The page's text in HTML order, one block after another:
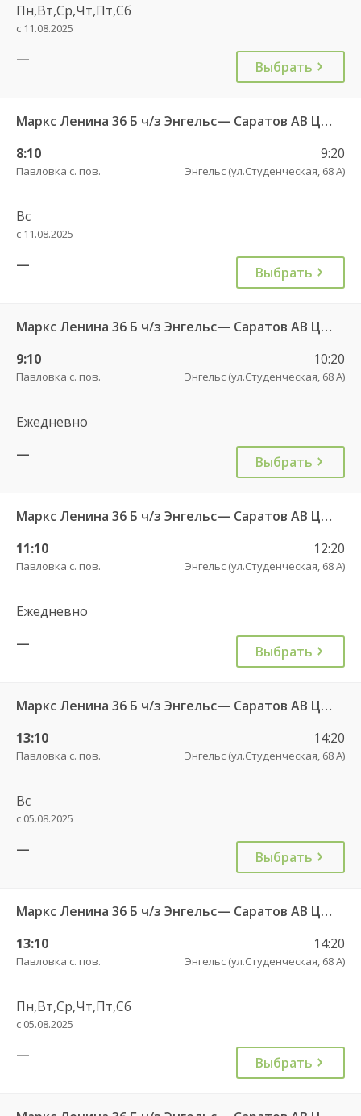
Пн,Вт,Ср,Чт,Пт,Сб
с 11.08.2025
— Выбрать
Маркс Ленина 36 Б ч/з Энгельс— Саратов АВ Центральный (ул им Пугачева 179 А)
8:10
Павловка с. пов.
9:20
Энгельс (ул.Студенческая, 68 А)
Вс
с 11.08.2025
— Выбрать
Маркс Ленина 36 Б ч/з Энгельс— Саратов АВ Центральный (ул им Пугачева 179 А)
9:10
Павловка с. пов.
10:20
Энгельс (ул.Студенческая, 68 А)
Ежедневно
—
Выбрать
Маркс Ленина 36 Б ч/з Энгельс— Саратов АВ Центральный (ул им Пугачева 179 А)
11:10
Павловка с. пов.
12:20
Энгельс (ул.Студенческая, 68 А)
Ежедневно
—
Выбрать
Маркс Ленина 36 Б ч/з Энгельс— Саратов АВ Центральный (ул им Пугачева 179 А)
13:10
Павловка с. пов.
14:20
Энгельс (ул.Студенческая, 68 А)
Вс
с 05.08.2025
— Выбрать
Маркс Ленина 36 Б ч/з Энгельс— Саратов АВ Центральный (ул им Пугачева 179 А)
13:10
Павловка с. пов.
14:20
Энгельс (ул.Студенческая, 68 А)
Пн,Вт,Ср,Чт,Пт,Сб
с 05.08.2025
— Выбрать